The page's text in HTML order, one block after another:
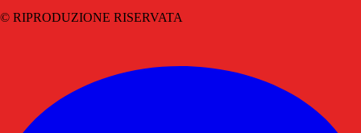
© RIPRODUZIONE RISERVATA